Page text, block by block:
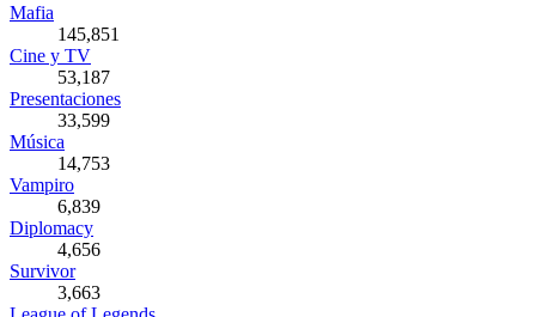
Mafia
145,851
Cine y TV
53,187
Presentaciones
33,599
Música
14,753
Vampiro
6,839
Diplomacy
4,656
Survivor
3,663